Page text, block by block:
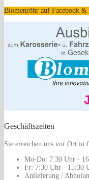
Blomenröhr auf Facebook &
Geschäftszeiten
Sie erreichen uns vor Ort in
Mo-Do: 7:30 Uhr -
Fr: 7:30 Uhr - 15:30
Anlieferung /